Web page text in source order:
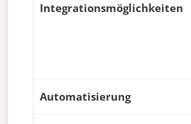
Integrationsmöglichkeiten
Automatisierung